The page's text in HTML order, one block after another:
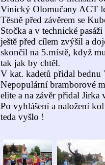
Vinický Olomučany ACT
Těsně před závěrem se
Stočka a v technické
ještě před cílem zvýšil a
skončil na 5.místě, když
tak jak by chtěl.
V kat. kadetů přidal bednu
Nepopulární bramborové
elite a na závěr přidal Jirka
Po vyhlášení a naložení
teda vyšlo !